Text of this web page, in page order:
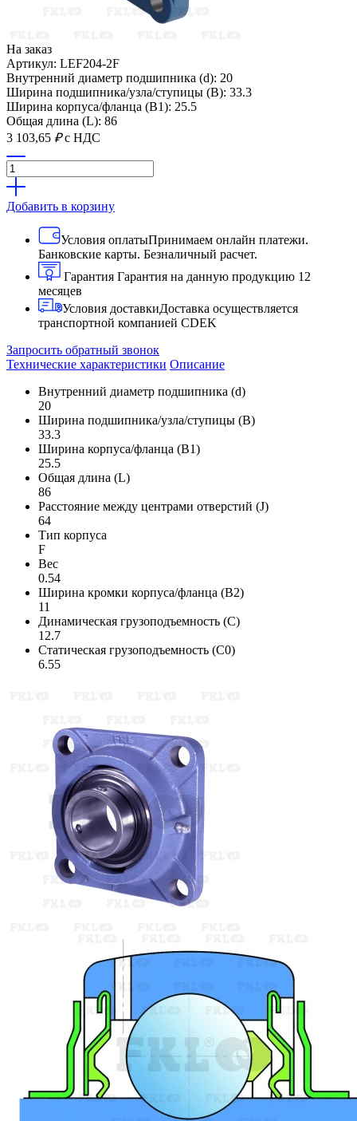
На заказ
Артикул: LEF204-2F
Внутренний диаметр подшипника (d): 20
Ширина подшипника/узла/ступицы (B): 33.3
Ширина корпуса/фланца (B1): 25.5
Общая длина (L): 86
3 103,65 ₽ с НДС
Добавить в корзину
Условия оплатыПринимаем онлайн платежи.
Банковские карты. Безналичный расчет.
Гарантия Гарантия на данную продукцию 12
месяцев
Условия доставкиДоставка осуществляется
транспортной компанией CDEK
Запросить обратный звонок
Технические характеристики Описание
Внутренний диаметр подшипника (d)
20
Ширина подшипника/узла/ступицы (B)
33.3
Ширина корпуса/фланца (B1)
25.5
Общая длина (L)
86
Расстояние между центрами отверстий (J)
64
Тип корпуса
F
Вес
0.54
Ширина кромки корпуса/фланца (B2)
11
Динамическая грузоподъемность (C)
12.7
Статическая грузоподъемность (C0)
6.55